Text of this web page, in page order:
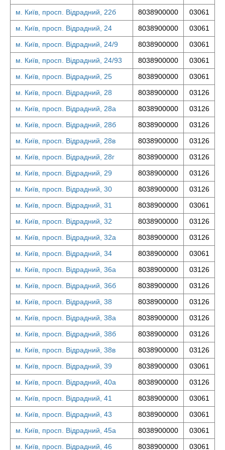
м. Київ, просп. Відрадний, 22б 8038900000
03061
м. Київ, просп. Відрадний, 24
8038900000
03061
м. Київ, просп. Відрадний, 24/9
8038900000
03061
м. Київ, просп. Відрадний, 24/93
8038900000
03061
м. Київ, просп. Відрадний, 25
8038900000
03061
м. Київ, просп. Відрадний, 28
8038900000
03126
м. Київ, просп. Відрадний, 28а
8038900000
03126
м. Київ, просп. Відрадний, 28б
8038900000
03126
м. Київ, просп. Відрадний, 28в
8038900000
03126
м. Київ, просп. Відрадний, 28г
8038900000
03126
м. Київ, просп. Відрадний, 29
8038900000
03126
м. Київ, просп. Відрадний, 30
8038900000
03126
м. Київ, просп. Відрадний, 31
8038900000
03061
м. Київ, просп. Відрадний, 32
8038900000
03126
м. Київ, просп. Відрадний, 32а
8038900000
03126
м. Київ, просп. Відрадний, 34
8038900000
03061
м. Київ, просп. Відрадний, 36а
8038900000
03126
м. Київ, просп. Відрадний, 36б
8038900000
03126
м. Київ, просп. Відрадний, 38
8038900000
03126
м. Київ, просп. Відрадний, 38а
8038900000
03126
м. Київ, просп. Відрадний, 38б
8038900000
03126
м. Київ, просп. Відрадний, 38в
8038900000
03126
м. Київ, просп. Відрадний, 39
8038900000
03061
м. Київ, просп. Відрадний, 40а
8038900000
03126
м. Київ, просп. Відрадний, 41
8038900000
03061
м. Київ, просп. Відрадний, 43
8038900000
03061
м. Київ, просп. Відрадний, 45а
8038900000
03061
м. Київ, просп. Відрадний, 46
8038900000
03061